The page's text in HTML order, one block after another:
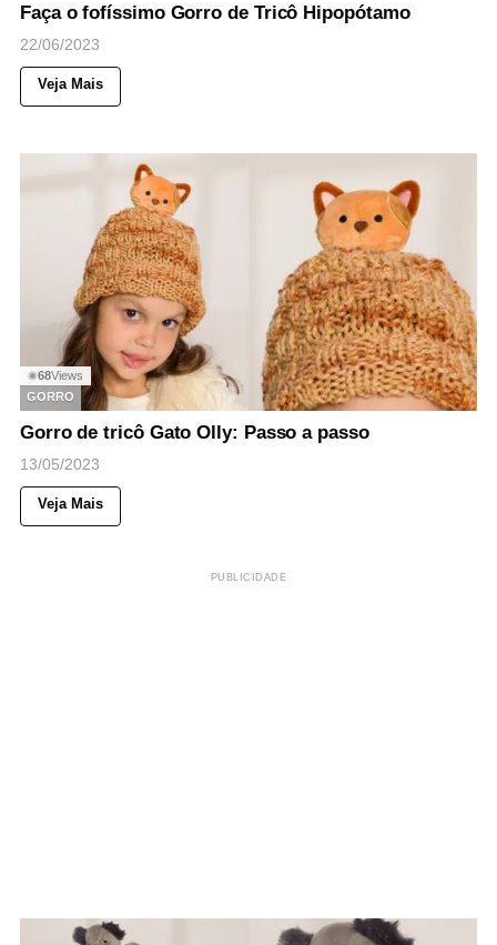
Faça o fofíssimo Gorro de Tricô Hipopótamo
22/06/2023
Veja Mais
◉68Views
GORRO
Gorro de tricô Gato Olly: Passo a passo
13/05/2023
Veja Mais
PUBLICIDADE